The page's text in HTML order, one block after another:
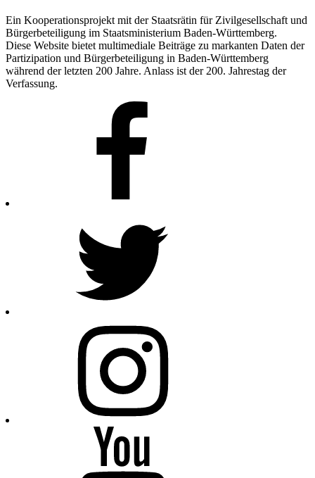
Ein Kooperationsprojekt mit der Staatsrätin für Zivilgesellschaft und
Bürgerbeteiligung im Staatsministerium Baden-Württemberg.
Diese Website bietet multimediale Beiträge zu markanten Daten der
Partizipation und Bürgerbeteiligung in Baden-Württemberg
während der letzten 200 Jahre. Anlass ist der 200. Jahrestag der
Verfassung.